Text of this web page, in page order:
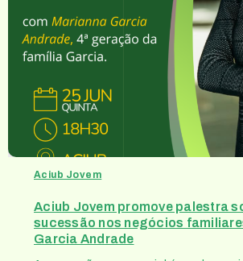
Aciub Jovem
Aciub Jovem promove palestra
sucessão nos negócios
Garcia Andrade